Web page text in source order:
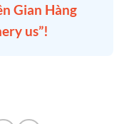
Gian Hàng
us”!